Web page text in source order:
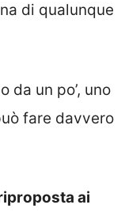
di qualunque
da un po’, uno
fare davvero
ai